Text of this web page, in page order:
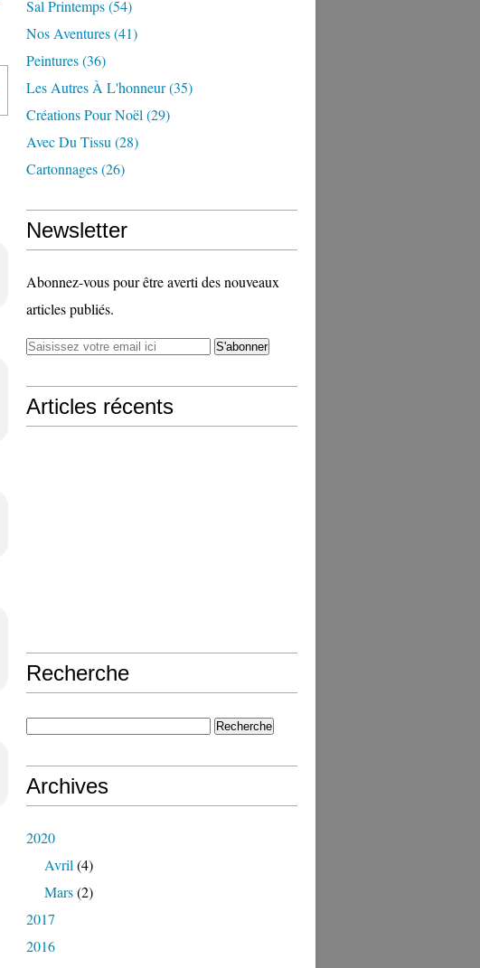
Sal Printemps(54)
Nos Aventures(41)
Peintures(36)
Les Autres À L'honneur(35)
Créations Pour Noël (29)
Avec Du Tissu (28)
Cartonnages(26)
Newsletter
Abonnez-vous pour être averti des nouveaux
articles publiés.
Articles récents
Recherche
Archives
2020
Avril (4)
Mars(2)
2017
2016